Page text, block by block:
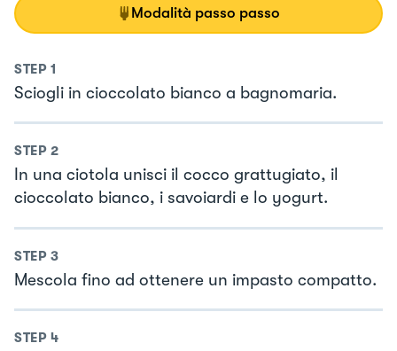
Modalità passo passo
STEP 1
Sciogli in cioccolato bianco a bagnomaria.
STEP 2
In una ciotola unisci il cocco grattugiato, il
cioccolato bianco, i savoiardi e lo yogurt.
STEP 3
Mescola fino ad ottenere un impasto compatto.
STEP 4